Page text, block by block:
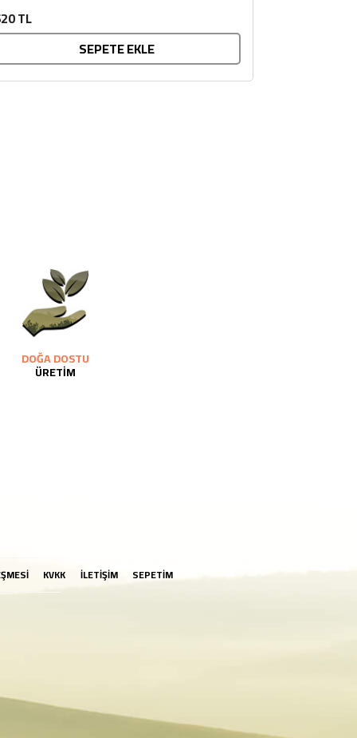
TL
SEPETE EKLE
DOĞA DOSTU
ÜRETİM
KVKK İLETİŞİM SEPETİM